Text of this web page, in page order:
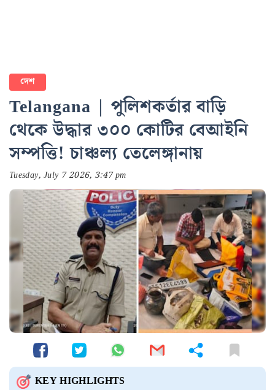
দেশ
Telangana | পুলিশকর্তার বাড়ি
থেকে উদ্ধার ৩০০ কোটির বেআইনি
সম্পত্তি! চাঞ্চল্য তেলেঙ্গানায়
Tuesday, July 7 2026, 3:47 pm
KEY HIGHLIGHTS